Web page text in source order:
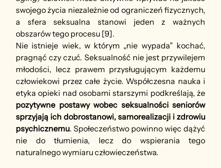
swojego życia niezależnie od ograniczeń fizycznych,
a sfera seksualna stanowi jeden z ważnych
obszarów tego procesu [9].
Nie istnieje wiek, w którym „nie wypada” kochać,
pragnąć czy czuć. Seksualność nie jest przywilejem
młodości, lecz prawem przysługującym każdemu
człowiekowi przez całe życie. Współczesna nauka i
pozytywne postawy wobec seksualności seniorów
sprzyjają ich dobrostanowi, samorealizacji i zdrowiu
psychicznemu. Społeczeństwo powinno więc dążyć
nie do tłumienia, lecz do wspierania tego
naturalnego wymiaru człowieczeństwa.